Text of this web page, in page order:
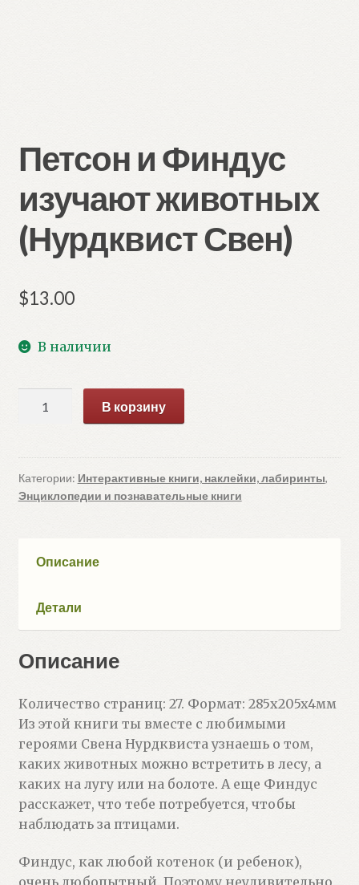
Петсон и Финдус
изучают животных
(Нурдквист Свен)
$13.00
В наличии
товара
и
Финдус
изучают
Свен)
В корзину
Категории: Интерактивные книги, наклейки, лабиринты,
Энциклопедии и познавательные книги
Описание
Детали
Описание
Количество страниц: 27. Формат: 285x205x4мм
Из этой книги ты вместе с любимыми
героями Свена Нурдквиста узнаешь о том,
каких животных можно встретить в лесу, а
каких на лугу или на болоте. А еще Финдус
расскажет, что тебе потребуется, чтобы
наблюдать за птицами.
Финдус, как любой котенок (и ребенок),